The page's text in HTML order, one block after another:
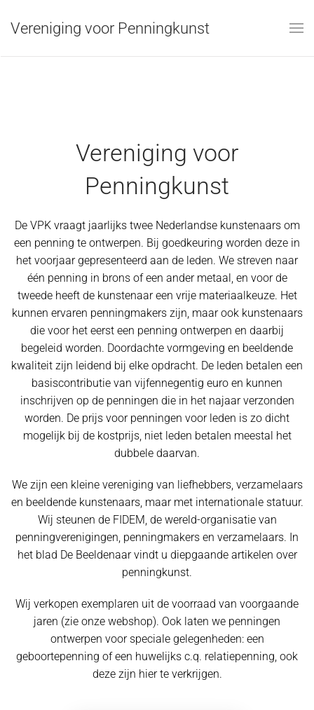
Skip to main content
Vereniging voor Penningkunst
Vereniging voor
Penningkunst
De VPK vraagt jaarlijks twee Nederlandse kunstenaars om
een penning te ontwerpen. Bij goedkeuring worden deze in
het voorjaar gepresenteerd aan de leden. We streven naar
één penning in brons of een ander metaal, en voor de
tweede heeft de kunstenaar een vrije materiaalkeuze. Het
kunnen ervaren penningmakers zijn, maar ook kunstenaars
die voor het eerst een penning ontwerpen en daarbij
begeleid worden. Doordachte vormgeving en beeldende
kwaliteit zijn leidend bij elke opdracht. De leden betalen een
basiscontributie van vijfennegentig euro en kunnen
inschrijven op de penningen die in het najaar verzonden
worden. De prijs voor penningen voor leden is zo dicht
mogelijk bij de kostprijs, niet leden betalen meestal het
dubbele daarvan.
We zijn een kleine vereniging van liefhebbers, verzamelaars
en beeldende kunstenaars, maar met internationale statuur.
Wij steunen de FIDEM, de wereld-organisatie van
penningverenigingen, penningmakers en verzamelaars. In
het blad De Beeldenaar vindt u diepgaande artikelen over
penningkunst.
Wij verkopen exemplaren uit de voorraad van voorgaande
jaren (zie onze webshop). Ook laten we penningen
ontwerpen voor speciale gelegenheden: een
geboortepenning of een huwelijks c.q. relatiepenning, ook
deze zijn hier te verkrijgen.